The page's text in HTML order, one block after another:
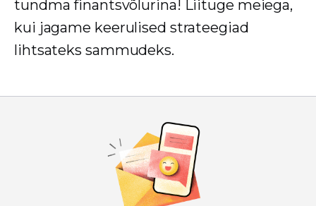
tundma finantsvõlurina! Liituge meiega,
kui jagame keerulised strateegiad
lihtsateks sammudeks.